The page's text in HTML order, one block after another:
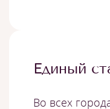
Единый
Во всех